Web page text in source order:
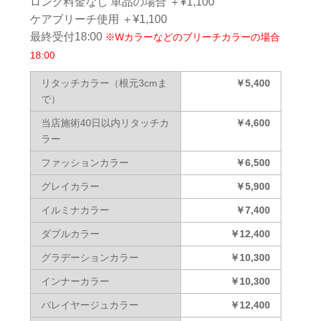
ケアブリーチ使用 ＋¥1,100
最終受付18:00 ※Wカラーなどのブリーチカラーの場合
18:00
リタッチカラー（根元3cmま
で）
￥5,400
当店施術40日以内リタッチカ
ラー
￥4,600
ファッションカラー ￥6,500
グレイカラー ￥5,900
イルミナカラー ￥7,400
ダブルカラー ￥12,400
グラデーションカラー ￥10,300
インナーカラー ￥10,300
バレイヤージュカラー ￥12,400